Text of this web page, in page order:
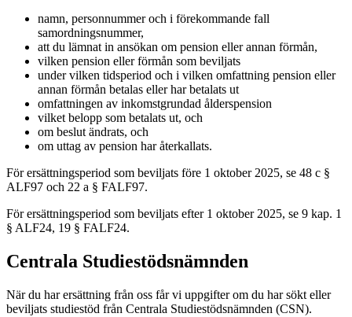
namn, personnummer och i förekommande fall
samordningsnummer,
att du lämnat in ansökan om pension eller annan förmån,
vilken pension eller förmån som beviljats
under vilken tidsperiod och i vilken omfattning pension eller
annan förmån betalas eller har betalats ut
omfattningen av inkomstgrundad ålderspension
vilket belopp som betalats ut, och
om beslut ändrats, och
om uttag av pension har återkallats.
För ersättningsperiod som beviljats före 1 oktober 2025, se 48 c §
ALF97 och 22 a § FALF97.
För ersättningsperiod som beviljats efter 1 oktober 2025, se 9 kap. 1
§ ALF24, 19 § FALF24.
Centrala Studiestödsnämnden
När du har ersättning från oss får vi uppgifter om du har sökt eller
beviljats studiestöd från Centrala Studiestödsnämnden (CSN).